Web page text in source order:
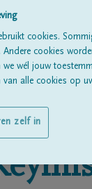
cookies.
cookies
we wél jouw
alle cookies op
zelf in